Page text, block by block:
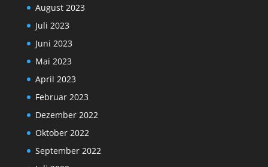
August 2023
Juli 2023
Juni 2023
Mai 2023
April 2023
Februar 2023
Dezember 2022
Oktober 2022
September 2022